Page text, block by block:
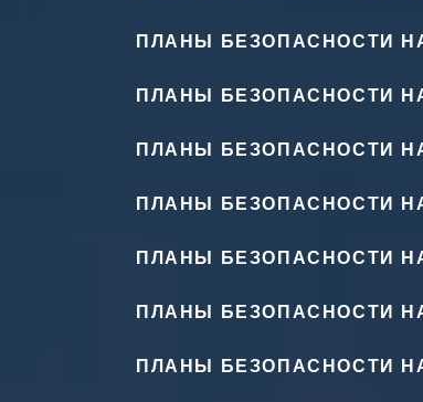
ПЛАНЫ БЕЗОПАСНОСТИ
ПЛАНЫ БЕЗОПАСНОСТИ
ПЛАНЫ БЕЗОПАСНОСТИ
ПЛАНЫ БЕЗОПАСНОСТИ
ПЛАНЫ БЕЗОПАСНОСТИ
ПЛАНЫ БЕЗОПАСНОСТИ
ПЛАНЫ БЕЗОПАСНОСТИ